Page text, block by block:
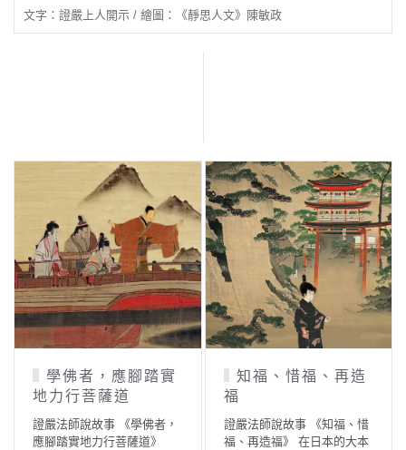
文字：證嚴上人開示 / 繪圖：《靜思人文》陳敏政
專心無雜成就妙法
的摩陀大師
證嚴法師說故事 《專心無雜
成就妙法的摩陀大師》 傳說
除糞者尼提
證嚴法師說故事 《除糞者尼
提》 佛陀在舍衛國時，知道
城…